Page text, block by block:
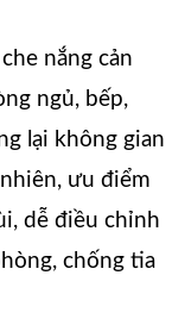
nắng cản
ngủ, bếp,
lại không gian
ưu điểm
dễ điều chỉnh
chống tia